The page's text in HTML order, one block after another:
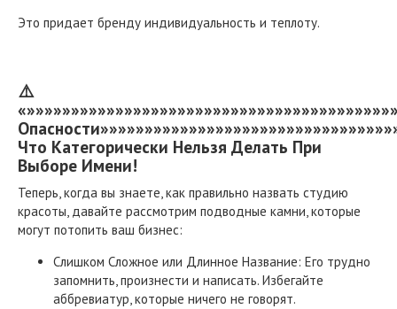
Это придает бренду индивидуальность и теплоту.
⚠️
Что Категорически Нельзя Делать При
Выборе Имени!
Теперь, когда вы знаете, как правильно назвать студию
красоты, давайте рассмотрим подводные камни, которые
могут потопить ваш бизнес:
Слишком Сложное или Длинное Название: Его трудно
запомнить, произнести и написать. Избегайте
аббревиатур, которые ничего не говорят.